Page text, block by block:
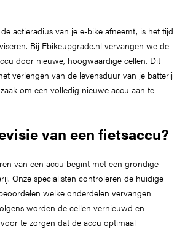
actieradius van je e-bike afneemt, is het tijd
Bij Ebikeupgrade.nl vervangen we de
door nieuwe, hoogwaardige cellen. Dit
verlengen van de levensduur van je batterij
om een volledig nieuwe accu aan te
van een fietsaccu?
van een accu begint met een grondige
Onze specialisten controleren de huidige
welke onderdelen vervangen
worden de cellen vernieuwd en
te zorgen dat de accu optimaal